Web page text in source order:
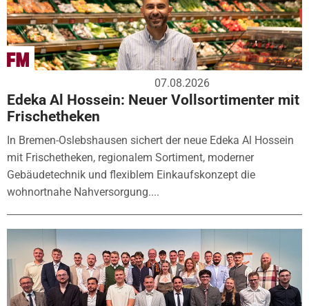
07.08.2026
Edeka Al Hossein: Neuer Vollsortimenter mit
Frischetheken
In Bremen-Oslebshausen sichert der neue Edeka Al Hossein
mit Frischetheken, regionalem Sortiment, moderner
Gebäudetechnik und flexiblem Einkaufskonzept die
wohnortnahe Nahversorgung....